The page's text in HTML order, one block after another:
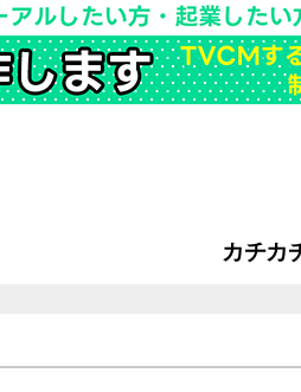
カチカ